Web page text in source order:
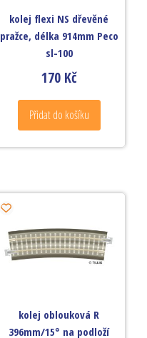
kolej flexi NS dřevěné
pražce, délka 914mm Peco
sl-100
170 Kč
Přidat do košíku
kolej oblouková R
396mm/15° na podloží